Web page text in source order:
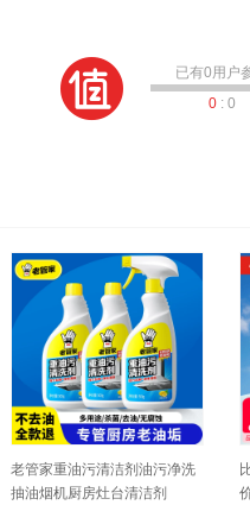
已有0用户
0: 0
老管家重油污清洁剂油污净洗
抽油烟机厨房灶台清洁剂